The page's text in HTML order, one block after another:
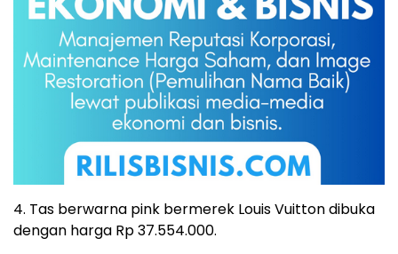
4. Tas berwarna pink bermerek Louis Vuitton dibuka
dengan harga Rp 37.554.000.